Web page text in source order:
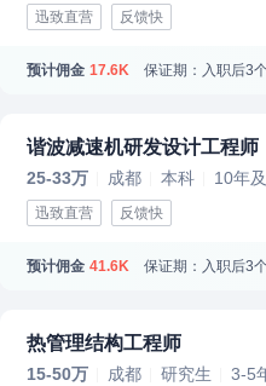
迅致直营 反馈快
预计佣金 17.6K 保证期：入职后3
谐波减速机研发设计工程师
25-33万 成都 本科 10年
迅致直营 反馈快
预计佣金 41.6K 保证期：入职后3
热管理结构工程师
15-50万 成都 研究生 3-5